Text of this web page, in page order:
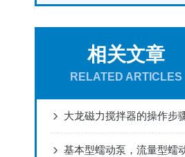
相关文章
RELATED ARTICLES